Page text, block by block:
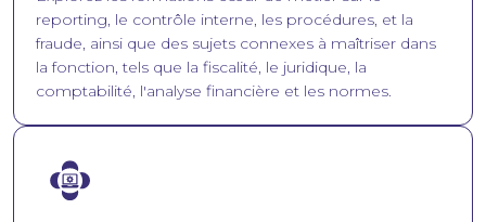
reporting, le contrôle interne, les procédures, et la
fraude, ainsi que des sujets connexes à maîtriser dans
la fonction, tels que la fiscalité, le juridique, la
comptabilité, l'analyse financière et les normes.
Image